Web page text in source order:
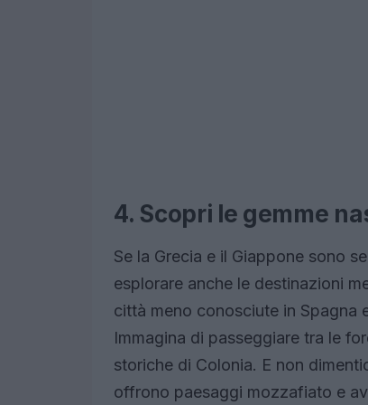
4. Scopri le gemme
Se la Grecia e il Giappone sono
esplorare anche le destinazioni
città meno conosciute in Spagna
Immagina di passeggiare tra le
storiche di Colonia. E non
offrono paesaggi mozzafiato e